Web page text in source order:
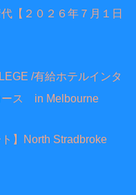
【２０２６年７月１日
/有給ホテルインタ
ース in Melbourne
】North Stradbroke